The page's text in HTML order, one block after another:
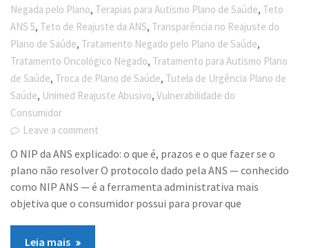
Negada pelo Plano, Terapias para Autismo Plano de Saúde, Teto
ANS 5, Teto de Reajuste da ANS, Transparência no Reajuste do
Plano de Saúde, Tratamento Negado pelo Plano de Saúde,
Tratamento Oncológico Negado, Tratamento para Autismo Plano
de Saúde, Troca de Plano de Saúde, Tutela de Urgência Plano de
Saúde, Unimed Reajuste Abusivo,Vulnerabilidade do
Consumidor
Leave a comment
O NIP da ANS explicado: o que é, prazos e o que fazer se o
plano não resolver O protocolo dado pela ANS — conhecido
como NIP ANS — é a ferramenta administrativa mais
objetiva que o consumidor possui para provar que
Leia mais